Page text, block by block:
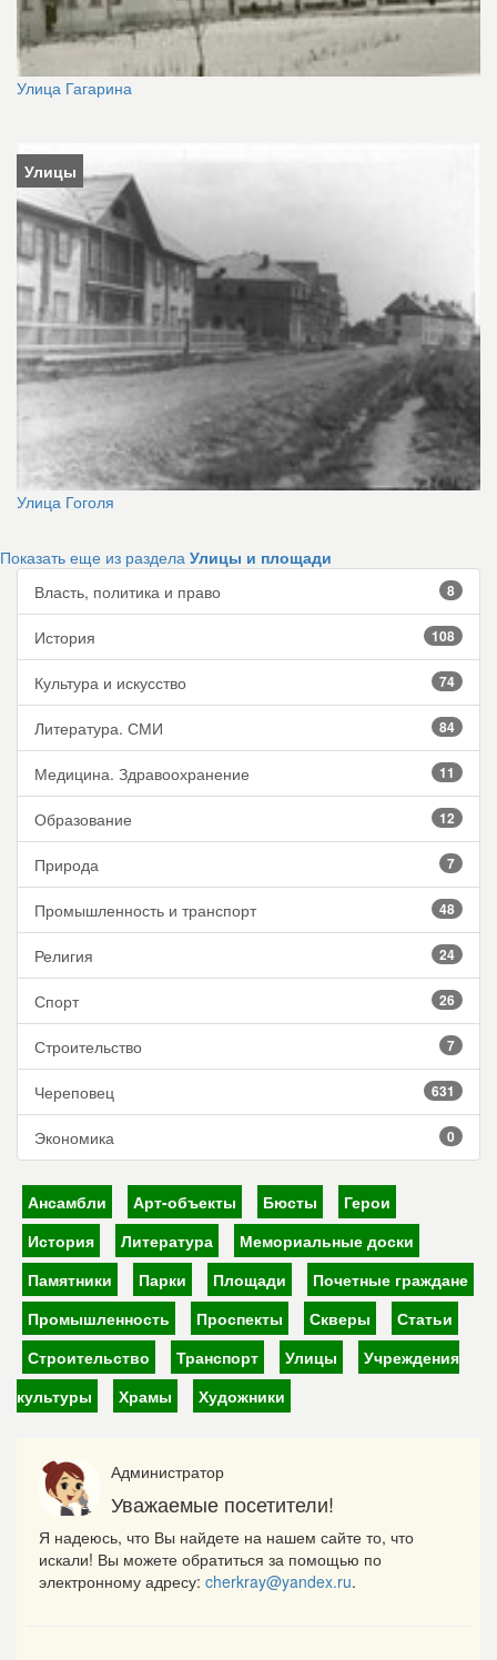
Улица Гагарина
Улицы
Улица Гоголя
Показать еще из раздела Улицы и площади
Власть, политика и право
8
История 108
Культура и искусство 74
Литература. СМИ 84
Медицина. Здравоохранение 11
Образование 12
Природа 7
Промышленность и транспорт 48
Религия 24
Спорт 26
Строительство 7
Череповец 631
Экономика 0
Ансамбли Арт-объекты Бюсты
Герои
История
Литература
Мемориальные доски
Памятники
Парки Площади
Почетные граждане
Промышленность
Проспекты Скверы
Статьи
Строительство
Транспорт Улицы
Учреждения
культуры
Храмы Художники
Администратор
Уважаемые посетители!
Я надеюсь, что Вы найдете на нашем сайте то, что
искали! Вы можете обратиться за помощью по
электронному адресу: cherkray@yandex.ru.